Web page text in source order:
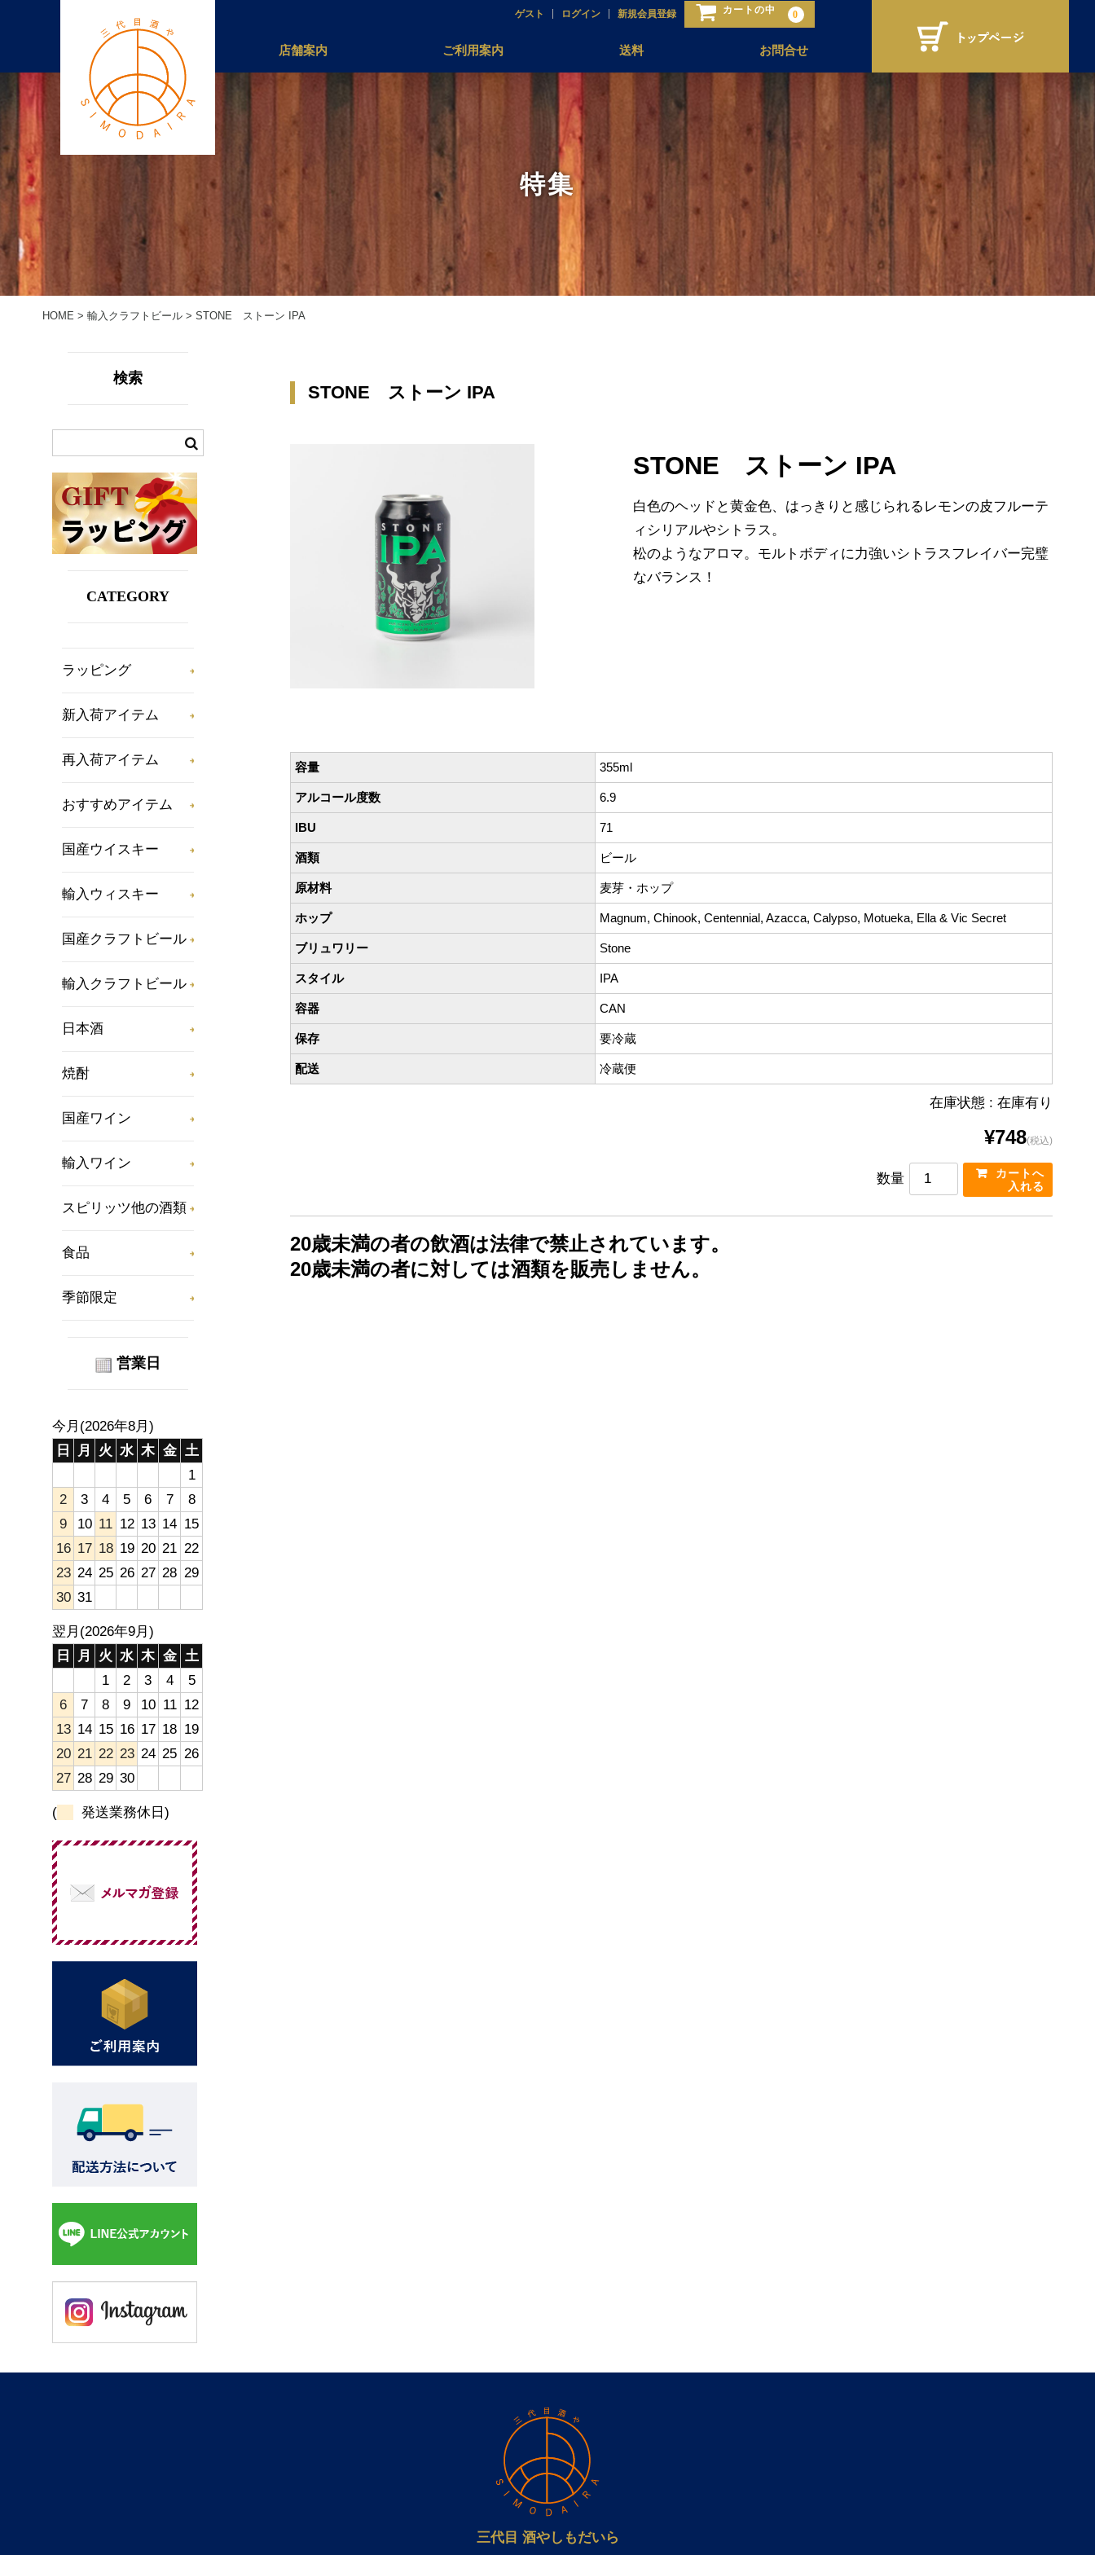
ゲスト ログイン 新規会員登録 カートの中 0
店舗案内 ご利用案内 送料 お問合せ
特集
HOME > 輸入クラフトビール > STONE ストーン IPA
STONE ストーン IPA
STONE ストーン IPA
白色のヘッドと黄金色、はっきりと感じられるレモンの皮フルーテ
ィシリアルやシトラス。
松のようなアロマ。モルトボディに力強いシトラスフレイバー完璧
なバランス！
容量 355ml
アルコール度数 6.9
IBU 71
酒類 ビール
原材料 麦芽・ホップ
ホップ Magnum, Chinook, Centennial, Azacca, Calypso, Motueka, Ella & Vic Secret
ブリュワリー Stone
スタイル IPA
容器 CAN
保存 要冷蔵
配送 冷蔵便
在庫状態 : 在庫有り
¥748(税込)
数量
20歳未満の者の飲酒は法律で禁止されています。
20歳未満の者に対しては酒類を販売しません。
検索
CATEGORY
ラッピング
新入荷アイテム
再入荷アイテム
おすすめアイテム
国産ウイスキー
輸入ウィスキー
国産クラフトビール
輸入クラフトビール
日本酒
焼酎
国産ワイン
輸入ワイン
スピリッツ他の酒類
食品
季節限定
営業日
今月(2026年8月)
日
月 火 水 木 金 土
1
2
3 4 5 6 7
8
9
10 11 12 13 14 15
16 17 18 19 20 21 22
23 24 25 26 27 28 29
30 31
翌月(2026年9月)
日
月 火 水 木 金 土
1
2 3 4
5
6
7 8 9 10 11 12
13 14 15 16 17 18 19
20 21 22 23 24 25 26
27 28 29 30
( 発送業務休日)
三代目 酒やしもだいら